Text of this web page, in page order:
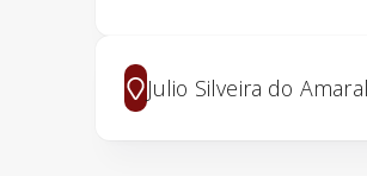
Julio Silveira do